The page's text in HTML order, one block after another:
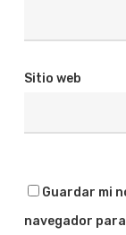
Sitio web
Guardar mi
navegador